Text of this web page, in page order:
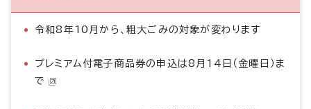
令和8年10月から、粗大ごみの対象が変わります
プレミアム付電子商品券の申込は8月14日（金曜日）ま
で